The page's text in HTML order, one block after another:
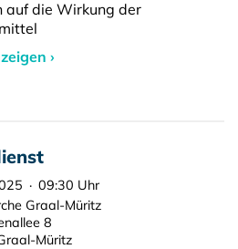
auf die Wirkung der
›
· 09:30 Uhr
Graal-Müritz
8
Müritz